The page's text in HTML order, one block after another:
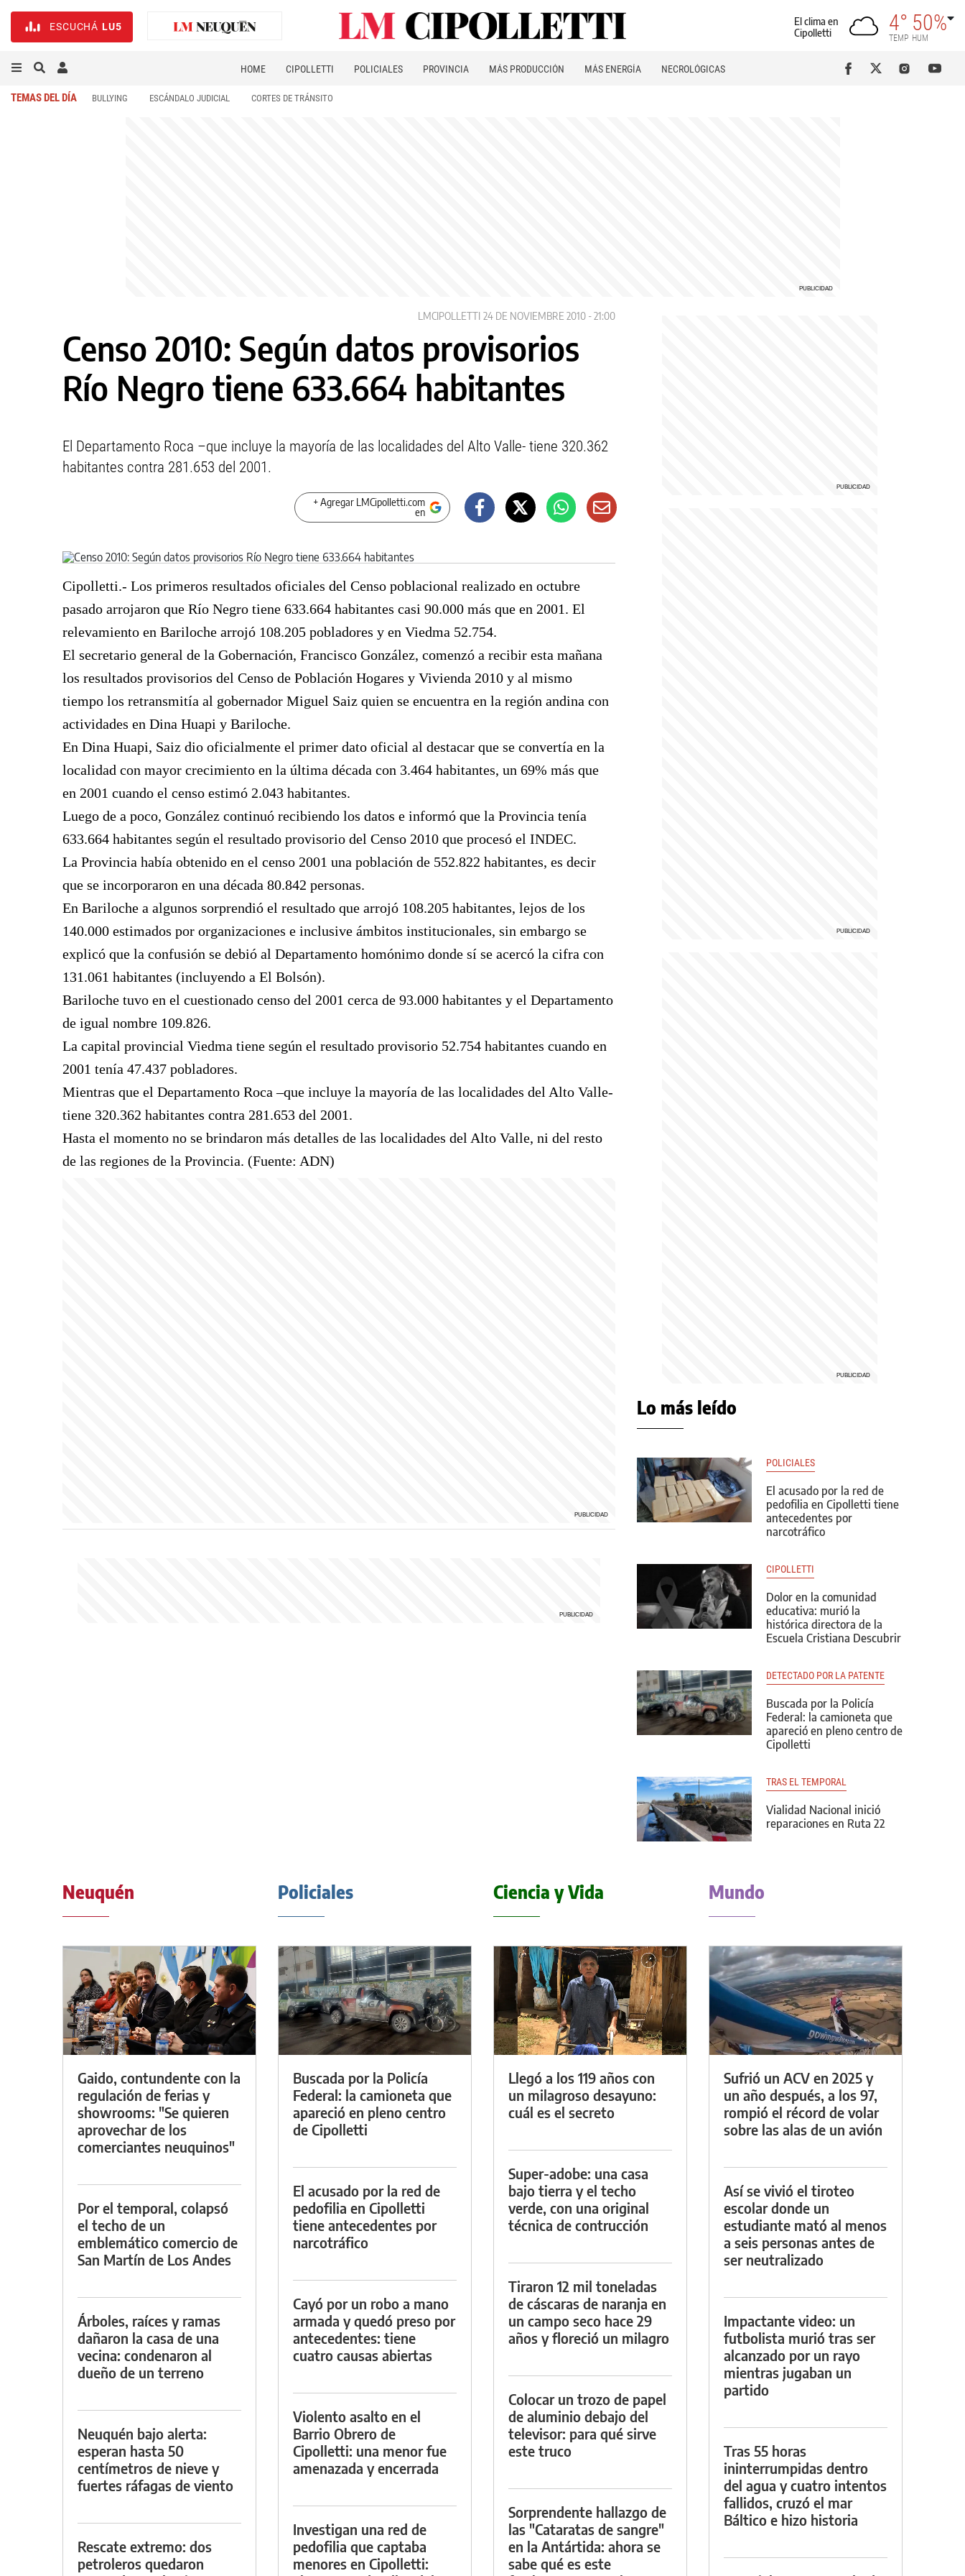
ESCUCHÁ LU5
El clima en
Cipolletti
4°
TEMP
50%
HUM
HOME CIPOLLETTI POLICIALES PROVINCIA MÁS PRODUCCIÓN MÁS ENERGÍA NECROLÓGICAS
TEMAS DEL DÍA BULLYING ESCÁNDALO JUDICIAL CORTES DE TRÁNSITO
LMCIPOLLETTI 24 DE NOVIEMBRE 2010 - 21:00
Censo 2010: Según datos provisorios
Río Negro tiene 633.664 habitantes
El Departamento Roca –que incluye la mayoría de las localidades del Alto Valle- tiene 320.362
habitantes contra 281.653 del 2001.
+ Agregar LMCipolletti.com
en
Cipolletti.- Los primeros resultados oficiales del Censo poblacional realizado en octubre
pasado arrojaron que Río Negro tiene 633.664 habitantes casi 90.000 más que en 2001. El
relevamiento en Bariloche arrojó 108.205 pobladores y en Viedma 52.754.
El secretario general de la Gobernación, Francisco González, comenzó a recibir esta mañana
los resultados provisorios del Censo de Población Hogares y Vivienda 2010 y al mismo
tiempo los retransmitía al gobernador Miguel Saiz quien se encuentra en la región andina con
actividades en Dina Huapi y Bariloche.
En Dina Huapi, Saiz dio oficialmente el primer dato oficial al destacar que se convertía en la
localidad con mayor crecimiento en la última década con 3.464 habitantes, un 69% más que
en 2001 cuando el censo estimó 2.043 habitantes.
Luego de a poco, González continuó recibiendo los datos e informó que la Provincia tenía
633.664 habitantes según el resultado provisorio del Censo 2010 que procesó el INDEC.
La Provincia había obtenido en el censo 2001 una población de 552.822 habitantes, es decir
que se incorporaron en una década 80.842 personas.
En Bariloche a algunos sorprendió el resultado que arrojó 108.205 habitantes, lejos de los
140.000 estimados por organizaciones e inclusive ámbitos institucionales, sin embargo se
explicó que la confusión se debió al Departamento homónimo donde sí se acercó la cifra con
131.061 habitantes (incluyendo a El Bolsón).
Bariloche tuvo en el cuestionado censo del 2001 cerca de 93.000 habitantes y el Departamento
de igual nombre 109.826.
La capital provincial Viedma tiene según el resultado provisorio 52.754 habitantes cuando en
2001 tenía 47.437 pobladores.
Mientras que el Departamento Roca –que incluye la mayoría de las localidades del Alto Valle-
tiene 320.362 habitantes contra 281.653 del 2001.
Hasta el momento no se brindaron más detalles de las localidades del Alto Valle, ni del resto
de las regiones de la Provincia. (Fuente: ADN)
Lo más leído
POLICIALES
El acusado por la red de
pedofilia en Cipolletti tiene
antecedentes por
narcotráfico
CIPOLLETTI
Dolor en la comunidad
educativa: murió la
histórica directora de la
Escuela Cristiana Descubrir
DETECTADO POR LA PATENTE
Buscada por la Policía
Federal: la camioneta que
apareció en pleno centro de
Cipolletti
TRAS EL TEMPORAL
Vialidad Nacional inició
reparaciones en Ruta 22
Neuquén
Gaido, contundente con la
regulación de ferias y
showrooms: "Se quieren
aprovechar de los
comerciantes neuquinos"
Por el temporal, colapsó
el techo de un
emblemático comercio de
San Martín de Los Andes
Árboles, raíces y ramas
dañaron la casa de una
vecina: condenaron al
dueño de un terreno
Neuquén bajo alerta:
esperan hasta 50
centímetros de nieve y
fuertes ráfagas de viento
Rescate extremo: dos
petroleros quedaron
Policiales
Buscada por la Policía
Federal: la camioneta que
apareció en pleno centro
de Cipolletti
El acusado por la red de
pedofilia en Cipolletti
tiene antecedentes por
narcotráfico
Cayó por un robo a mano
armada y quedó preso por
antecedentes: tiene
cuatro causas abiertas
Violento asalto en el
Barrio Obrero de
Cipolletti: una menor fue
amenazada y encerrada
Investigan una red de
pedofilia que captaba
menores en Cipolletti:
Ciencia y Vida
Llegó a los 119 años con
un milagroso desayuno:
cuál es el secreto
Super-adobe: una casa
bajo tierra y el techo
verde, con una original
técnica de contrucción
Tiraron 12 mil toneladas
de cáscaras de naranja en
un campo seco hace 29
años y floreció un milagro
Colocar un trozo de papel
de aluminio debajo del
televisor: para qué sirve
este truco
Sorprendente hallazgo de
las "Cataratas de sangre"
en la Antártida: ahora se
sabe qué es este
Mundo
Sufrió un ACV en 2025 y
un año después, a los 97,
rompió el récord de volar
sobre las alas de un avión
Así se vivió el tiroteo
escolar donde un
estudiante mató al menos
a seis personas antes de
ser neutralizado
Impactante video: un
futbolista murió tras ser
alcanzado por un rayo
mientras jugaban un
partido
Tras 55 horas
ininterrumpidas dentro
del agua y cuatro intentos
fallidos, cruzó el mar
Báltico e hizo historia